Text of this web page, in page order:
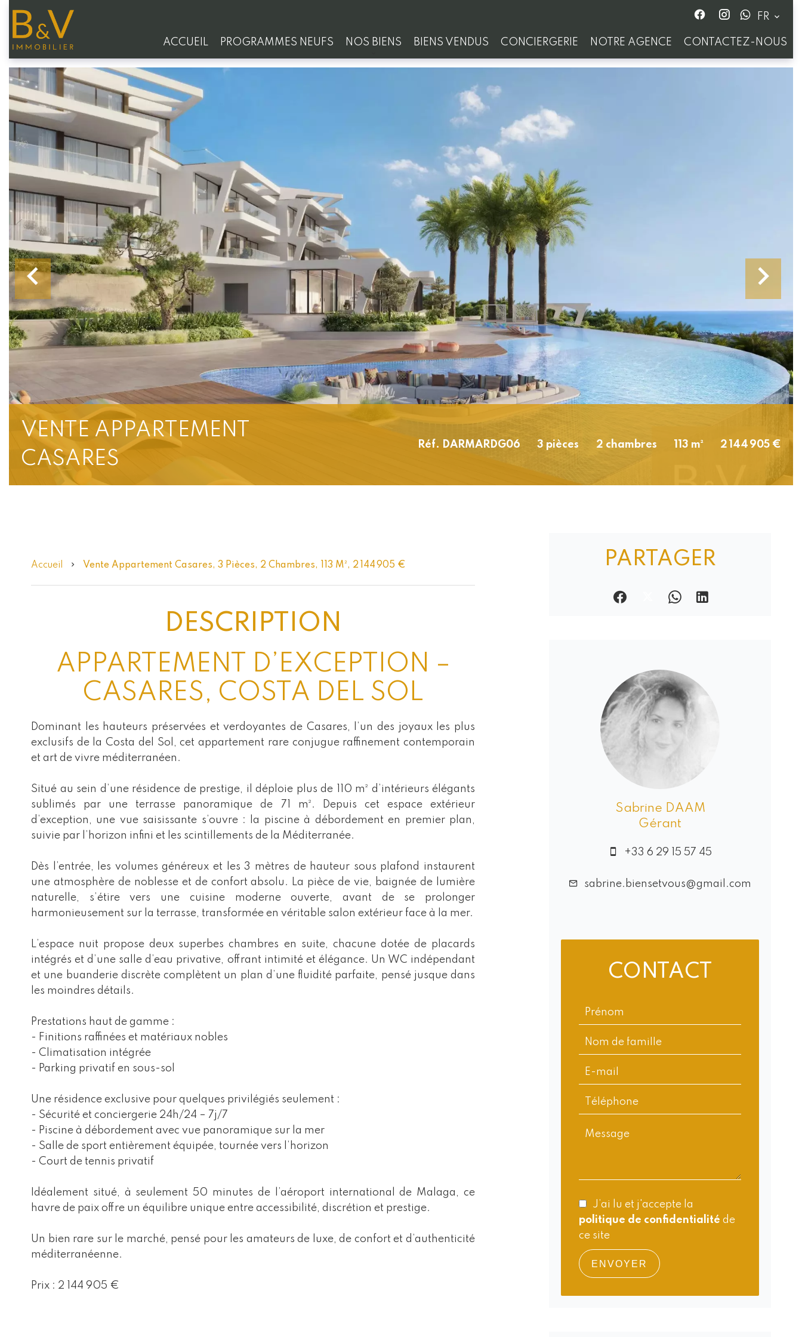
FR
ACCUEIL PROGRAMMES NEUFS NOS BIENS BIENS VENDUS CONCIERGERIE NOTRE AGENCE CONTACTEZ-NOUS
VENTE APPARTEMENT
CASARES
Réf. DARMARDG06 3 pièces 2 chambres 113 m² 2 144 905 €
Accueil Vente Appartement Casares, 3 Pièces, 2 Chambres, 113 M², 2 144 905 €
DESCRIPTION
APPARTEMENT D’EXCEPTION –
CASARES, COSTA DEL SOL
Dominant les hauteurs préservées et verdoyantes de Casares, l’un des joyaux les plus
exclusifs de la Costa del Sol, cet appartement rare conjugue raffinement contemporain
et art de vivre méditerranéen.
Situé au sein d’une résidence de prestige, il déploie plus de 110 m² d’intérieurs élégants
sublimés par une terrasse panoramique de 71 m². Depuis cet espace extérieur
d’exception, une vue saisissante s’ouvre : la piscine à débordement en premier plan,
suivie par l’horizon infini et les scintillements de la Méditerranée.
Dès l’entrée, les volumes généreux et les 3 mètres de hauteur sous plafond instaurent
une atmosphère de noblesse et de confort absolu. La pièce de vie, baignée de lumière
naturelle, s’étire vers une cuisine moderne ouverte, avant de se prolonger
harmonieusement sur la terrasse, transformée en véritable salon extérieur face à la mer.
L’espace nuit propose deux superbes chambres en suite, chacune dotée de placards
intégrés et d’une salle d’eau privative, offrant intimité et élégance. Un WC indépendant
et une buanderie discrète complètent un plan d’une fluidité parfaite, pensé jusque dans
les moindres détails.
Prestations haut de gamme :
- Finitions raffinées et matériaux nobles
- Climatisation intégrée
- Parking privatif en sous-sol
Une résidence exclusive pour quelques privilégiés seulement :
- Sécurité et conciergerie 24h/24 – 7j/7
- Piscine à débordement avec vue panoramique sur la mer
- Salle de sport entièrement équipée, tournée vers l’horizon
- Court de tennis privatif
Idéalement situé, à seulement 50 minutes de l’aéroport international de Malaga, ce
havre de paix offre un équilibre unique entre accessibilité, discrétion et prestige.
Un bien rare sur le marché, pensé pour les amateurs de luxe, de confort et d’authenticité
méditerranéenne.
Prix : 2 144 905 €
PARTAGER
Sabrine DAAM
Gérant
+33 6 29 15 57 45
sabrine.biensetvous@gmail.com
CONTACT
J’ai lu et j'accepte la
politique de confidentialité de
ce site
ENVOYER